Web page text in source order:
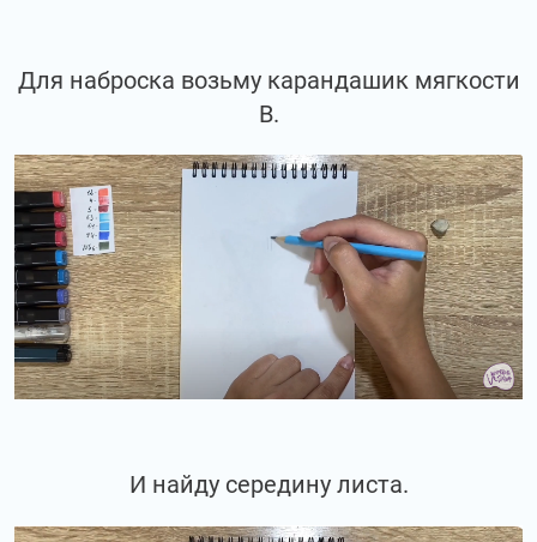
Для наброска возьму карандашик мягкости
В.
И найду середину листа.